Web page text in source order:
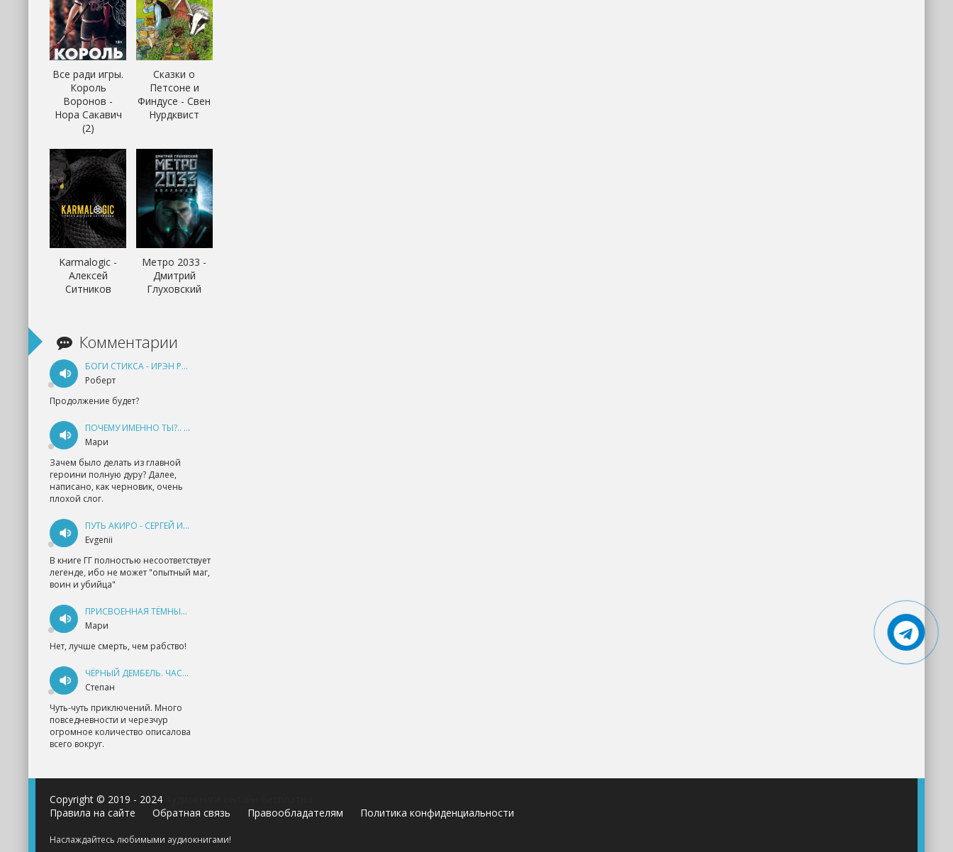
Все ради игры.
Король
Воронов -
Нора Сакавич
(2)
Сказки о
Петсоне и
Финдусе - Свен
Нурдквист
Karmalogic -
Алексей
Ситников
Метро 2033 -
Дмитрий
Глуховский
Комментарии
БОГИ СТИКСА - ИРЭН РУДКЕВИЧ
Роберт
Продолжение будет?
ПОЧЕМУ ИМЕННО ТЫ?.. КНИГА 1 - ЕКАТЕРИНА ЮДИНА
Мари
Зачем было делать из главной
героини полную дуру? Далее,
написано, как черновик, очень
плохой слог.
ПУТЬ АКИРО - СЕРГЕЙ ИЗМАЙЛОВ
Evgenii
В книге ГГ полностью несоответствует
легенде, ибо не может "опытный маг,
воин и убийца"
ПРИСВОЕННАЯ ТЁМНЫМ. ПРОКЛЯТАЯ ЛЮБОВЬ - АННА ГЕРР
Мари
Нет, лучше смерть, чем рабство!
ЧЁРНЫЙ ДЕМБЕЛЬ. ЧАСТЬ 1 - АНДРЕЙ ФЕДИН
Степан
Чуть-чуть приключений. Много
повседневности и черезчур
огромное количество описалова
всего вокруг.
Copyright © 2019 - 2024
Правила на сайте
Обратная связь Правообладателям Политика конфиденциальности
Наслаждайтесь любимыми аудиокнигами!